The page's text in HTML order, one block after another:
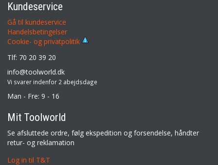
Kundeservice
Gå til kundeservice
Handelsbetingelser
Cookie- og privatpolitik
Tlf: 70 20 39 20
info@toolworld.dk
Vi svarer indenfor 2 abejdsdage
Man - Fre: 9 - 16
Mit Toolworld
Se afsluttede ordre, følg ekspedition og forsendelse, håndter
retur- og reklamation
Log in til T&T